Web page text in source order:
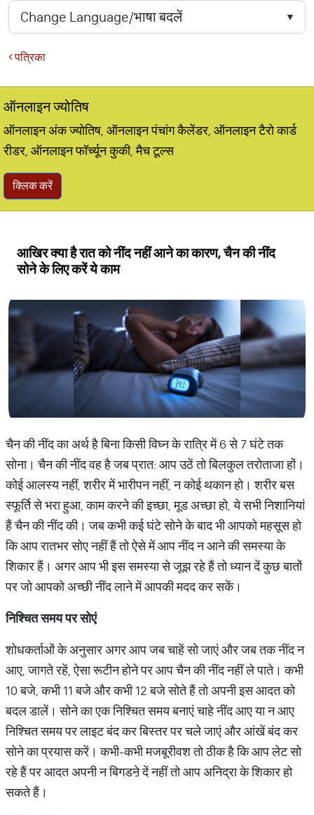
पत्रिका
ऑनलाइन ज्योतिष
ऑनलाइन अंक ज्योतिष, ऑनलाइन पंचांग कैलेंडर, ऑनलाइन टैरो कार्ड
रीडर, ऑनलाइन फॉर्च्यून कुकी, मैच टूल्स
क्लिक करें
आखिर क्या है रात को नींद नहीं आने का कारण, चैन की नींद
सोने के लिए करें ये काम
चैन की नींद का अर्थ है बिना किसी विघ्न के रात्रि में 6 से 7 घंटे तक
सोना। चैन की नींद वह है जब प्रात: आप उठें तो बिलकुल तरोताजा हों।
कोई आलस्य नहीं, शरीर में भारीपन नहीं, न कोई थकान हो। शरीर बस
स्फूर्ति से भरा हुआ, काम करने की इच्छा, मूड अच्छा हो, ये सभी निशानियां
हैं चैन की नींद की। जब कभी कई घंटे सोने के बाद भी आपको महसूस हो
कि आप रातभर सोए नहीं हैं तो ऐसे में आप नींद न आने की समस्या के
शिकार हैं। अगर आप भी इस समस्या से जूझ रहे हैं तो ध्यान दें कुछ बातों
पर जो आपको अच्छी नींद लाने में आपकी मदद कर सकें।
निश्चितसमयपरसोएं
शोधकर्ताओं के अनुसार अगर आप जब चाहें सो जाएं और जब तक नींद न
आए, जागते रहें, ऐसा रूटीन होने पर आप चैन की नींद नहीं ले पाते। कभी
10 बजे, कभी 11 बजे और कभी 12 बजे सोते हैं तो अपनी इस आदत को
बदल डालें। सोने का एक निश्चित समय बनाएं चाहे नींद आए या न आए
निश्चित समय पर लाइट बंद कर बिस्तर पर चले जाएं और आंखें बंद कर
सोने का प्रयास करें। कभी-कभी मजबूरीवश तो ठीक है कि आप लेट सो
रहे हैं पर आदत अपनी न बिगडऩे दें नहीं तो आप अनिद्रा के शिकार हो
सकते हैं।